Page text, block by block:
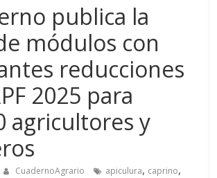
publica la
módulos con
reducciones
2025 para
agricultores y
CuadernoAgrario apiculura, caprino,